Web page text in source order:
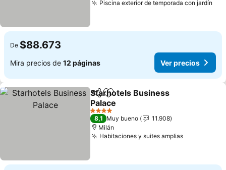
Piscina exterior de temporada con jardín
De $88.673
Mira precios de 12 páginas Ver precios
CompartirAgregar a favoritos
Starhotels Business
Palace
Ver precios
4 Estrellas
8,1 Muy bueno
11.908
Milán
Habitaciones y suites ampliasVer precios